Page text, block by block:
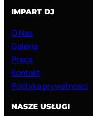
IMPART DJ
O Nas
Galeria
Praca
Kontakt
Polityka prywatności
NASZE USŁUGI